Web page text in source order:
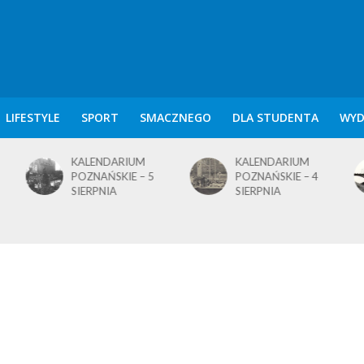
LIFESTYLE SPORT SMACZNEGO DLA STUDENTA
KALENDARIUM
POZNAŃSKIE – 5
SIERPNIA
KALENDARIUM
POZNAŃSKIE – 4
SIERPNIA